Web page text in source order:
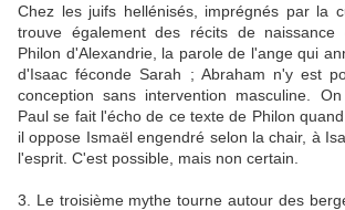
Chez les juifs hellénisés, imprégnés par la
trouve également des récits de naissance
Philon d'Alexandrie, la parole de l'ange qui
d'Isaac féconde Sarah ; Abraham n'y est
conception sans intervention masculine.
Paul se fait l'écho de ce texte de Philon
il oppose Ismaël engendré selon la chair, à
l'esprit. C'est possible, mais non certain.
3. Le troisième mythe tourne autour des